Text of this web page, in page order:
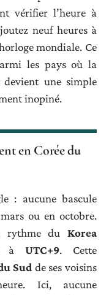
vérifier l’heure à
neuf heures à
mondiale. Ce
les pays où la
une simple
inopiné.
en Corée du
: aucune bascule
ou en octobre.
rythme du Korea
à UTC+9. Cette
Sud de ses voisins
Ici, aucune